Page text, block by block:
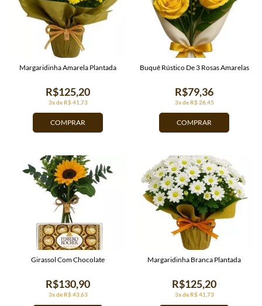
COMPRAR
3x de R$ 41,73
R$125,20
Margaridinha Amarela Plantada
COMPRAR
3x de R$ 26,45
R$79,36
Buquê Rústico De 3 Rosas Amarelas
3x de R$ 43,63
R$130,90
Girassol Com Chocolate
3x de R$ 41,73
R$125,20
Margaridinha Branca Plantada